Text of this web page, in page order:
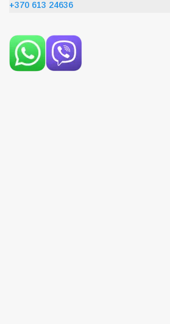
+370 613 24636